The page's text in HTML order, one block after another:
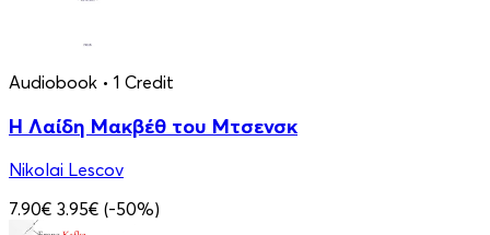
Audiobook • 1 Credit
Η Λαίδη Μακβέθ του Μτσενσκ
Nikolai Lescov
7.90€ 3.95€ (-50%)